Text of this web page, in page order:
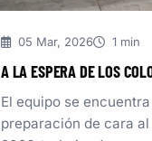
05 Mar, 2026 1 min
A LA ESPERA DE LOS
El equipo se
preparación de cara